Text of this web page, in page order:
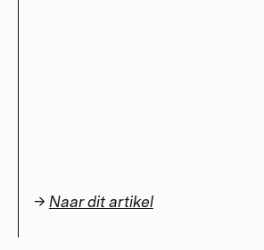
→ Naar dit artikel